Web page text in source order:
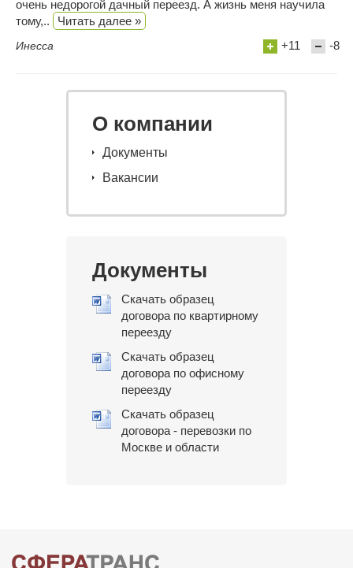
очень недорогой дачный переезд. А жизнь меня научила
тому,..
Читать далее »
Инесса +11 -8
О компании
Документы
Вакансии
Документы
Скачать образец
договора по квартирному
переезду
Скачать образец
договора по офисному
переезду
Скачать образец
договора - перевозки по
Москве и области